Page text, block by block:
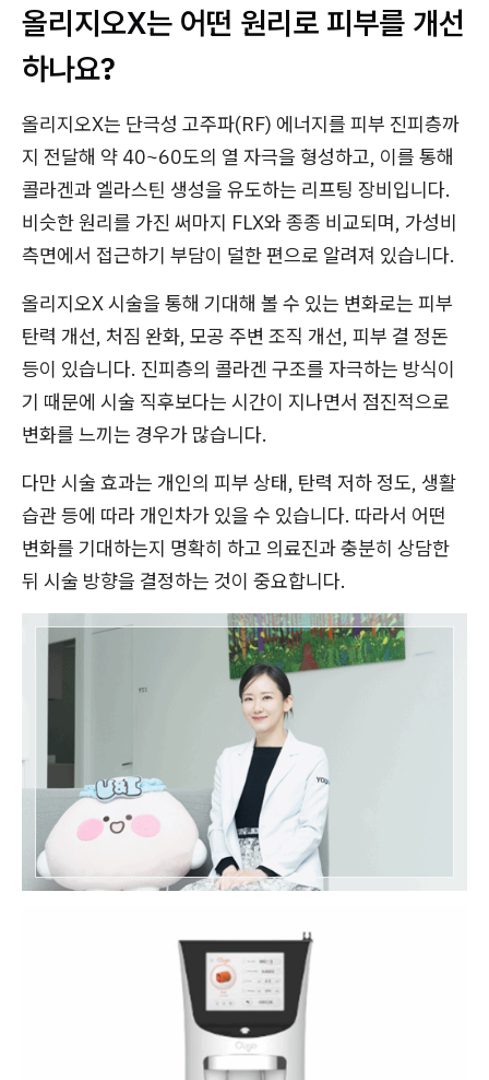
올리지오X는 어떤 원리로 피부를 개선
하나요?
올리지오X는 단극성 고주파(RF) 에너지를 피부 진피층까
지 전달해 약 40~60도의 열 자극을 형성하고, 이를 통해
콜라겐과 엘라스틴 생성을 유도하는 리프팅 장비입니다.
비슷한 원리를 가진 써마지 FLX와 종종 비교되며, 가성비
측면에서 접근하기 부담이 덜한 편으로 알려져 있습니다.
올리지오X 시술을 통해 기대해 볼 수 있는 변화로는 피부
탄력 개선, 처짐 완화, 모공 주변 조직 개선, 피부 결 정돈
등이 있습니다. 진피층의 콜라겐 구조를 자극하는 방식이
기 때문에 시술 직후보다는 시간이 지나면서 점진적으로
변화를 느끼는 경우가 많습니다.
다만 시술 효과는 개인의 피부 상태, 탄력 저하 정도, 생활
습관 등에 따라 개인차가 있을 수 있습니다. 따라서 어떤
변화를 기대하는지 명확히 하고 의료진과 충분히 상담한
뒤 시술 방향을 결정하는 것이 중요합니다.